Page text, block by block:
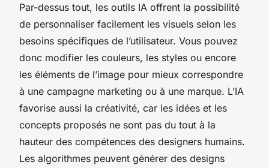
Par-dessus tout, les outils IA offrent la possibilité
de personnaliser facilement les visuels selon les
besoins spécifiques de l’utilisateur. Vous pouvez
donc modifier les couleurs, les styles ou encore
les éléments de l’image pour mieux correspondre
à une campagne marketing ou à une marque. L’IA
favorise aussi la créativité, car les idées et les
concepts proposés ne sont pas du tout à la
hauteur des compétences des designers humains.
Les algorithmes peuvent générer des designs